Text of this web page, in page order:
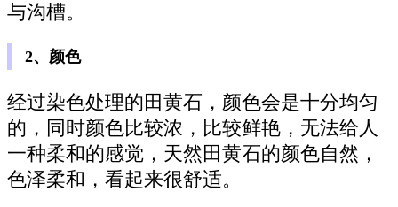
与沟槽。
2、颜色
经过染色处理的田黄石，颜色会是十分均匀
的，同时颜色比较浓，比较鲜艳，无法给人
一种柔和的感觉，天然田黄石的颜色自然，
色泽柔和，看起来很舒适。